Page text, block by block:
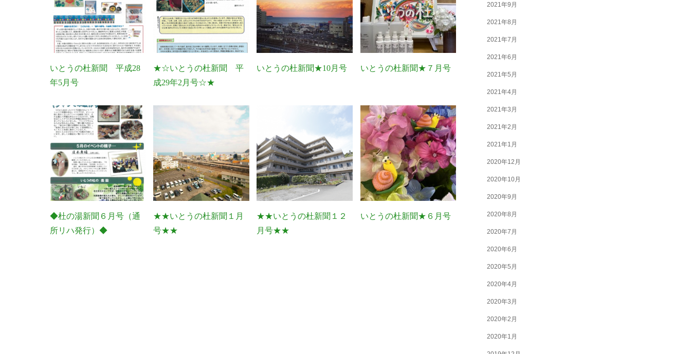
いとうの杜新聞 平成28
年5月号
★☆いとうの杜新聞 平
成29年2月号☆★
いとうの杜新聞★10月号 いとうの杜新聞★７月号
◆杜の湯新聞６月号（通
所リハ発行）◆
★★いとうの杜新聞１月
号★★
★★いとうの杜新聞１２
月号★★
いとうの杜新聞★６月号
2021年9月
2021年8月
2021年7月
2021年6月
2021年5月
2021年4月
2021年3月
2021年2月
2021年1月
2020年12月
2020年10月
2020年9月
2020年8月
2020年7月
2020年6月
2020年5月
2020年4月
2020年3月
2020年2月
2020年1月